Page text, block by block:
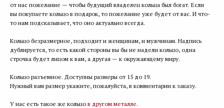
от нас пожелание — чтобы будущий владелец кольца был богат. Если
вы покупаете кольцо в подарок, то пожелание уже будет от вас. И что-
то нам подсказывает, что оно актуально всегда.
Кольцо безразмерное, подходит и женщинам, и мужчинам. Надпись
дублируется, то есть какой стороны вы бы не надели кольцо, одна
строчка будет лицом к вам, а другая — к окружающему миру.
Кольцо разъемное. Доступны размеры от 15 до 19.
Нужный вам размер укажите, пожалуйста, в комментарии к заказу.
У нас есть такое же кольцо в другом металле.